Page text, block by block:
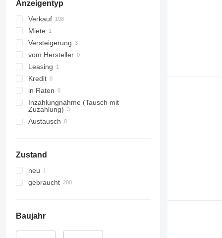
alle anzeigen
Anzeigentyp
Verkauf
Miete
Versteigerung
vom Hersteller
Leasing
Kredit
in Raten
Inzahlungnahme (Tausch mit
Zuzahlung)
Austausch
Zustand
neu
gebraucht
Baujahr